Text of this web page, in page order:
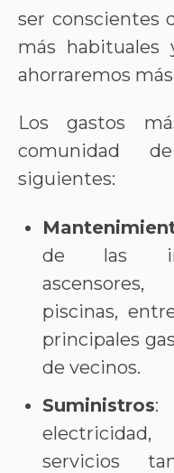
ser conscientes
más
ahorraremos
Los gastos
comunidad
siguientes:
de las
piscinas,
principales
de vecinos.
Suministros:
servicios